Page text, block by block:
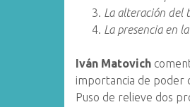
La alteración del
La presencia en
Iván Matovich
importancia de poder
Puso de relieve dos